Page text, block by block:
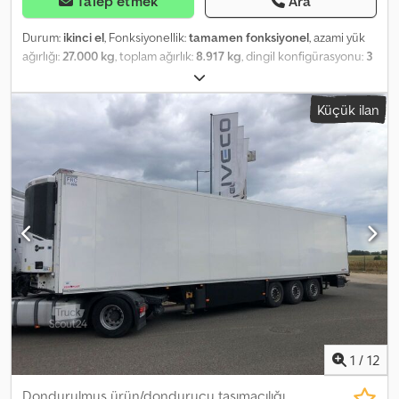
Durum: ikinci el, Fonksiyonellik:tamamen fonksiyonel, azami yük
ağırlığı: 27.000 kg , toplam ağırlık:8.917 kg , dingil konfigürasyonu: 3
, toplam uzunluk:
genişlik:2.600 mm, süspansiyon:hava, renk:beyaz, Üretim yılı:
hidrolik direksiyon, soğutma ünitesi, tam servis
, teknik özellikler FP 60 SMART. Yüksekliği ayarlanabilir, çift
katlı V7 1650 platformu, 11x3 adet Avrupa standardı palet için, 22
adet alüminyum destek ile. THERMO KING SLXi 300 - 50, BlueBox,
OptiSet ve modülasyon özellikleriyle. Yalıtımlı, çift arka kapı (FP,
NX17), çift paslanmaz çelik kilitleme çubuklu, köpükten yapılmıştır.
Cihazın arkasında bulunan, plastik alet kutusu, kapak tutucu,
bölmeler ve çekmece ile birlikte. SCHMITZ marka, siyah plastik
yakıt tankı, 245 litre, 1 adet doldurma ağzı; biyodizel uyumlu.
Lastikler - 385/65R22.5. Toplam uzunluk - 13550 mm. Römorkun
toplam genişliği: 2600 mm. Toplam yükseklik (yüksüz) – 4008 mm.
36 adet Avrupa standardı/24 adet ISO palet için palet rafı. ROTOS
SCB süspansiyon sistemi (disk frenler). Lastik bilgileri Ön sol - 5 mm
Ön sağ - 5 mm Orta sol - 9 mm Orta sağ - 9 mm Arka sol - 5 mm
Chedpfx Aezpv Hpjftea Arka sağ - 5 mm
Küçük ilan
1 / 12
Dondurulmuş ürün/dondurucu taşımacılığı